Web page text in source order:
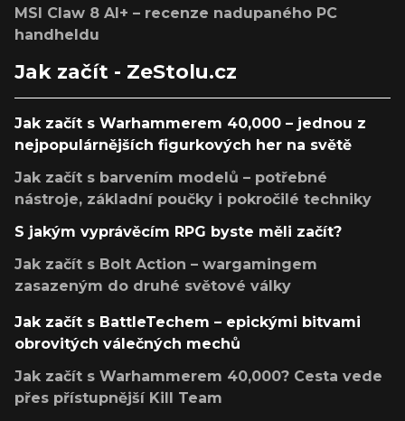
MSI Claw 8 AI+ – recenze nadupaného PC
handheldu
Jak začít - ZeStolu.cz
Jak začít s Warhammerem 40,000 – jednou z
nejpopulárnějších figurkových her na světě
Jak začít s barvením modelů – potřebné
nástroje, základní poučky i pokročilé techniky
S jakým vyprávěcím RPG byste měli začít?
Jak začít s Bolt Action – wargamingem
zasazeným do druhé světové války
Jak začít s BattleTechem – epickými bitvami
obrovitých válečných mechů
Jak začít s Warhammerem 40,000? Cesta vede
přes přístupnější Kill Team